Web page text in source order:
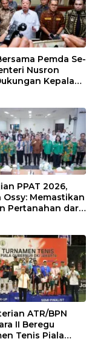
Pemda Se-
Nusron
Kepala
PPAT 2026,
Ossy: Memastikan
Pertanahan dari
ATR/BPN
II Beregu
Tenis Piala